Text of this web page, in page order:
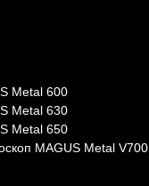
Metal 600
Metal 630
Metal 650
MAGUS Metal V700